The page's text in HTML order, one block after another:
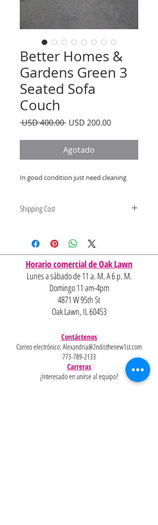
Better Homes &
Gardens Green 3
Seated Sofa
Couch
USD 400.00 Precio
USD 200.00Precio
Agotado
In good condition just need cleaning
Shipping Cost
for IL and IN. State to state
shipping may be an additional cost.
Horario comercial de Oak Lawn
Lunes a sábado de 11 a. M. A 6 p. M.
Domingo 11 am-4pm
4871 W 95th St
Oak Lawn, IL 60453
Contáctenos
Correo electrónico: Alexandria@2ndisthenew1st.com
773-789-2133
Carreras
¿Interesado en unirse al equipo?